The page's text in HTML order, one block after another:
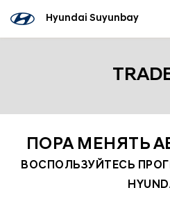
Hyundai Suyunbay
ПОРА МЕНЯТЬ
ВОСПОЛЬЗУЙТЕСЬ